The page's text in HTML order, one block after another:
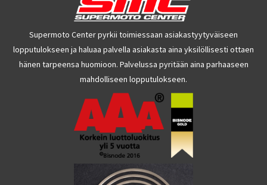
Supermoto Center pyrkii toimiessaan asiakastyytyväiseen
lopputulokseen ja haluaa palvella asiakasta aina yksilöllisesti ottaen
hänen tarpeensa huomioon. Palvelussa pyritään aina parhaaseen
mahdolliseen lopputulokseen.